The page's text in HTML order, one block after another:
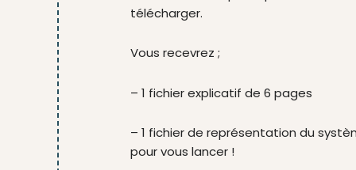
télécharger.
Vous recevrez ;
– 1 fichier explicatif de 6 pages
– 1 fichier de représentation du
pour vous lancer !